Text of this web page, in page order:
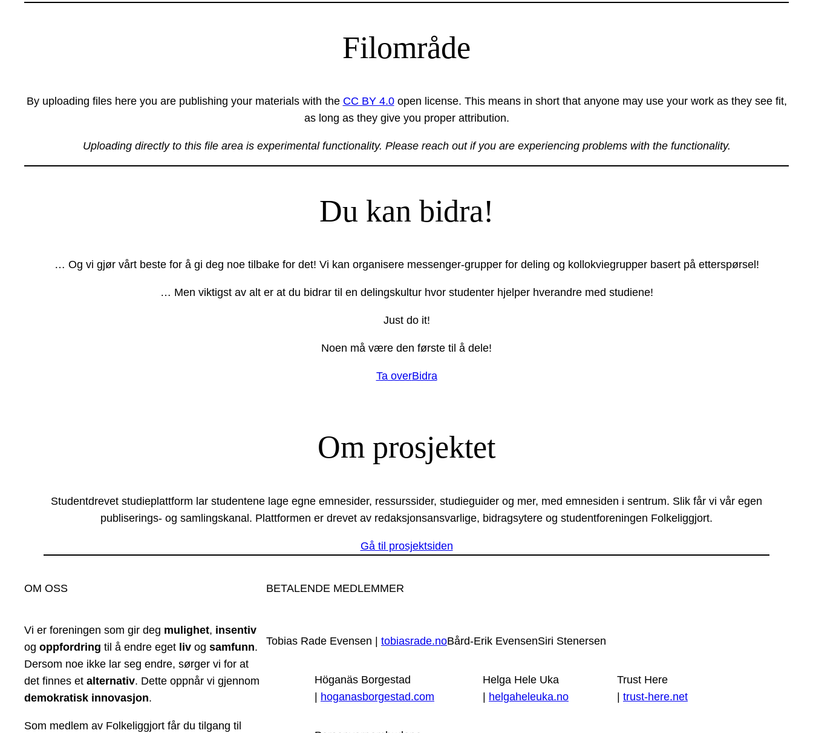
Filområde
By uploading files here you are publishing your materials with the CC BY 4.0open license. This means in short that anyone may use your work as they see fit,
as long as they give you proper attribution.
Uploading directly to this file area is experimental functionality. Please reach out if you are experiencing problems with the functionality.
Du kan bidra!
… Og vi gjør vårt beste for å gi deg noe tilbake for det! Vi kan organisere messenger-grupper for deling og kollokviegrupper basert på etterspørsel!
… Men viktigst av alt er at du bidrar til en delingskultur hvor studenter hjelper hverandre med studiene!
Just do it!
Noen må være den første til å dele!
Ta overBidra
Om prosjektet
Studentdrevet studieplattform lar studentene lage egne emnesider, ressurssider, studieguider og mer, med emnesiden i sentrum. Slik får vi vår egen
publiserings- og samlingskanal. Plattformen er drevet av redaksjonsansvarlige, bidragsytere og studentforeningen Folkeliggjort.
Gå til prosjektsiden
OM OSS
Vi er foreningen som gir deg mulighet, insentiv
og oppfordring til å endre eget liv og samfunn.
Dersom noe ikke lar seg endre, sørger vi for at
det finnes et alternativ. Dette oppnår vi gjennom
demokratisk innovasjon.
Som medlem av Folkeliggjort får du tilgang til
BETALENDE MEDLEMMER
Tobias Rade Evensen | tobiasrade.noBård-Erik EvensenSiri Stenersen
Höganäs Borgestad
| hoganasborgestad.com
Helga Hele Uka
| helgaheleuka.no
Trust Here
| trust-here.net